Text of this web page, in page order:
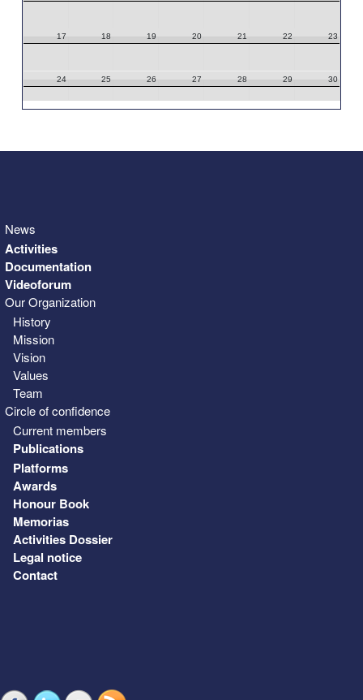
17 18 19 20 21 22 23
24 25 26 27 28 29 30
News
Activities
Documentation
Videoforum
Our Organization
History
Mission
Vision
Values
Team
Circle of confidence
Current members
Publications
Platforms
Awards
Honour Book
Memorias
Activities Dossier
Legal notice
Contact